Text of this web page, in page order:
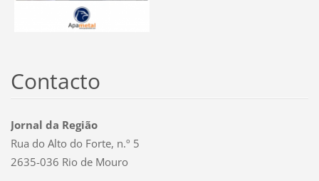
Contacto
Jornal da Região
Rua do Alto do Forte, n.º 5
2635-036 Rio de Mouro